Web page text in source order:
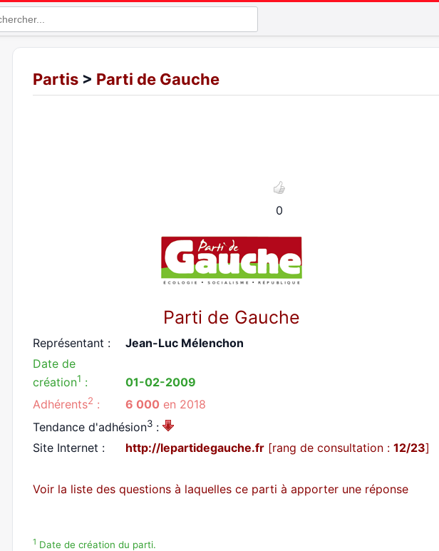
Partis > Parti de Gauche
0
Parti de Gauche
Représentant :
Jean-Luc Mélenchon
Date de
création1 :
01-02-2009
Adhérents2 : 6 000 en 2018
Tendance d'adhésion3 :
Site Internet :
http://lepartidegauche.fr [rang de consultation : 12/23]
Voir la liste des questions à laquelles ce parti à apporter une réponse
1 Date de création du parti.